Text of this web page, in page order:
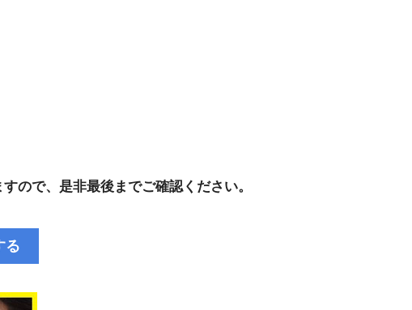
ので、是非最後までご確認ください。
る